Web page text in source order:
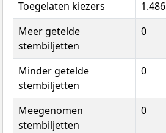
Toegelaten kiezers
1.486
Meer getelde
stembiljetten
0
Minder getelde
stembiljetten
0
Meegenomen
stembiljetten
0